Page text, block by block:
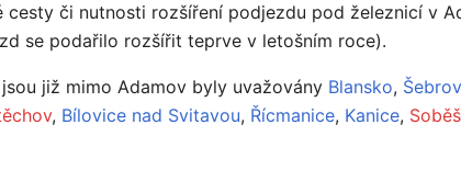
cesty či nutnosti rozšíření podjezdu pod železnicí v
se podařilo rozšířit teprve v letošním roce).
již mimo Adamov byly uvažovány Blansko, Šebrov
, Bílovice nad Svitavou, Řícmanice, Kanice,